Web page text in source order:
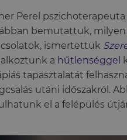
Perel
bemutattuk, milyen
ismertettük
a hűtlenséggel
tapasztalatát
utáni időszakról.
el a felépülés